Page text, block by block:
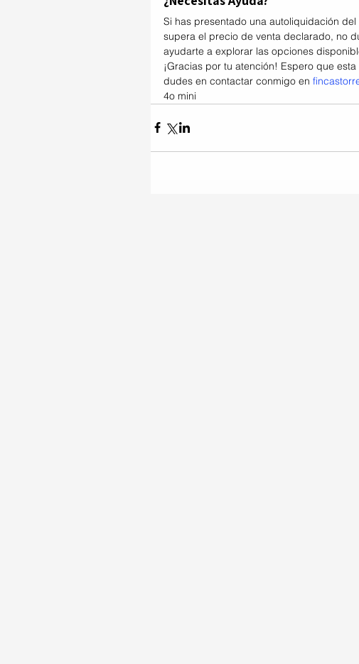
Si has presentado una autoliquidación
supera el precio de venta declarado, no
ayudarte a explorar las opciones
¡Gracias por tu atención! Espero que
dudes en contactar conmigo en
4o mini